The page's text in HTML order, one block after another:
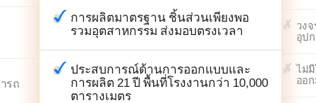
รถ
การผลิตมาตรฐาน ชิ้นส่วนเพียงพอ
รวมอุตสาหกรรม ส่งมอบตรงเวลา
ประสบการณ์ด้านการออกแบบและ
การผลิต 21 ปี พื้นที่โรงงานกว่า 10,000
ตารางเมตร
วง
อุป
ไม่
ออ